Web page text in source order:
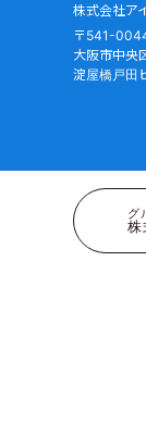
株式会社ア
〒541-
大阪市中央
淀屋橋戸田
グ
株